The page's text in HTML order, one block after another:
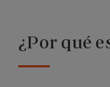
¿Por qué